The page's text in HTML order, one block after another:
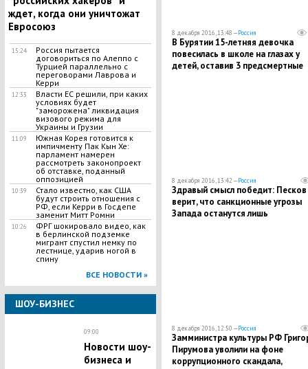
ждет, когда они уничтожат
Евросоюз
15:24
Россия пытается
договориться по Алеппо с
Турцией параллельно с
переговорами Лаврова и
Керри
12:33
Власти ЕС решили, при каких
условиях будет
"заморожена" ликвидация
визового режима для
Украины и Грузии
11:09
Южная Корея готовится к
импичменту Пак Кын Хе:
парламент намерен
рассмотреть законопроект
об отставке, поданный
оппозицией
10:39
Стало известно, как США
будут строить отношения с
РФ, если Керри в Госдепе
заменит Митт Ромни
10:26
ФРГ шокировало видео, как
в берлинской подземке
мигрант спустил немку по
лестнице, ударив ногой в
спину
ВСЕ НОВОСТИ »
ШОУ-БИЗНЕС
09:00
Новости шоу-
бизнеса и
8 декабря 2016, 13:48 —Россия
В Бурятии 15-летняя девочка
повесилась в школе на глазах у
детей, оставив 3 предсмертные
8 декабря 2016, 13:42 —Россия
Здравый смысл победит: Песков
верит, что санкционные угрозы
Запада останутся лишь
8 декабря 2016, 12:50 —Россия
Замминистра культуры РФ
Пирумова уволили на фоне
коррупционного скандала,